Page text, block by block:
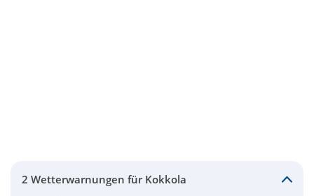
2 Wetterwarnungen für Kokkola